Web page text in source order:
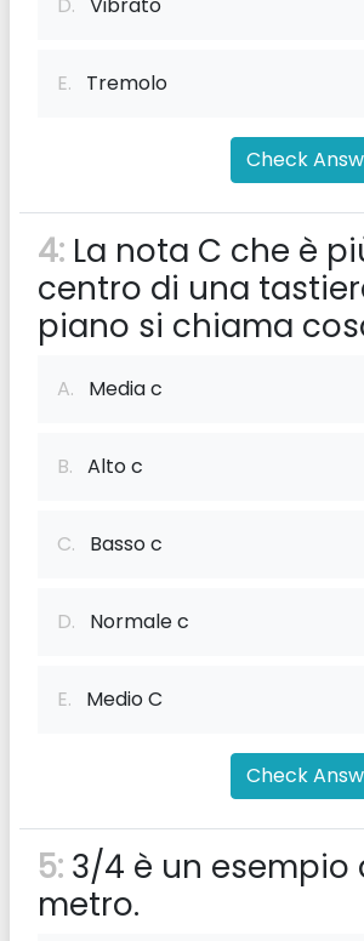
E. Tremolo
Check
4: La nota C che è
centro di una
piano si chiama
A. Media c
B. Alto c
C. Basso c
D. Normale c
E. Medio C
Check
5: 3/4 è un
metro.